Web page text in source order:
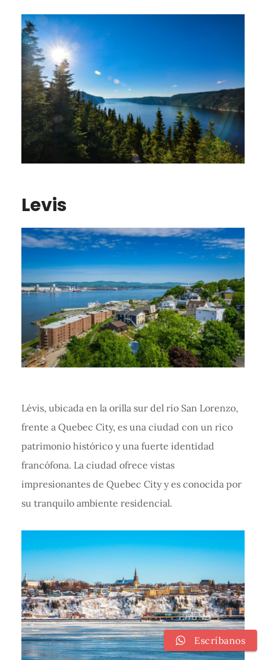
Levis
Lévis, ubicada en la orilla sur del río San Lorenzo,
frente a Quebec City, es una ciudad con un rico
patrimonio histórico y una fuerte identidad
francófona. La ciudad ofrece vistas
impresionantes de Quebec City y es conocida por
su tranquilo ambiente residencial.
Escríbanos